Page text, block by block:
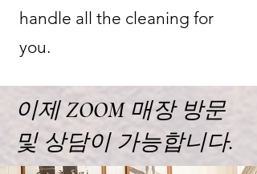
handle all the cleaning for
you.
이제 ZOOM 매장 방문
및 상담이 가능합니다.